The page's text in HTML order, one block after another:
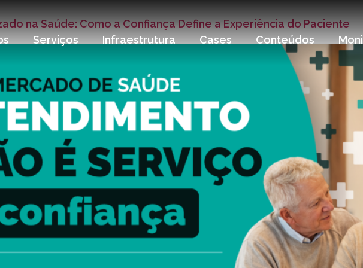
Serviços Infraestrutura Cases Conteúdos
na Saúde: Como a Confiança Define a Experiência do Paciente